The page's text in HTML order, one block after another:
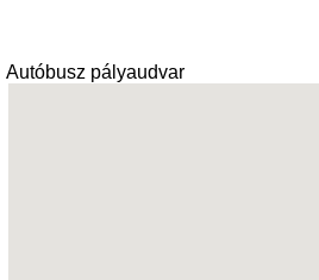
Autóbusz pályaudvar